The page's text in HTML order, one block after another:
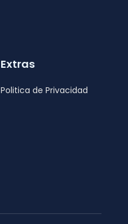
Extras
Politica de Privacidad